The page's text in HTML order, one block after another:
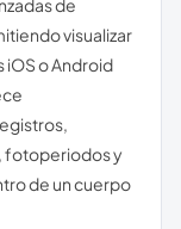
de
visualizar
o Android
fotoperiodos y
de un cuerpo